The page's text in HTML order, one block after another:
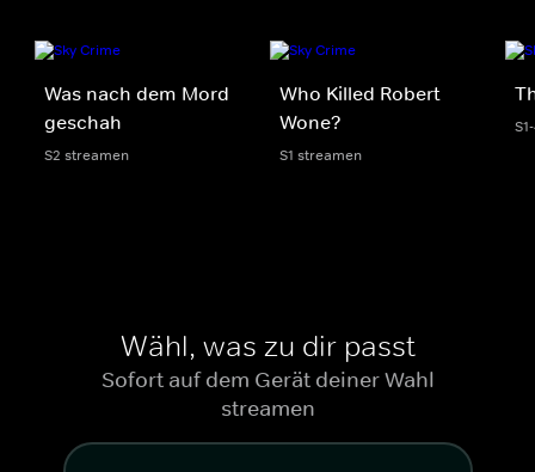
Was nach dem Mord
geschah
S2 streamen
Who Killed Robert
Wone?
S1 streamen
Wähl, was zu dir passt
Sofort auf dem Gerät deiner Wahl
streamen